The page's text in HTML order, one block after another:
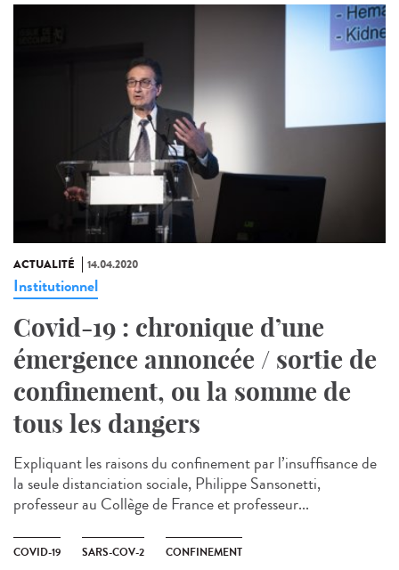
ACTUALITÉ 14.04.2020
Institutionnel
Covid-19 : chronique d’une
émergence annoncée / sortie de
confinement, ou la somme de
tous les dangers
Expliquant les raisons du confinement par l’insuffisance de
la seule distanciation sociale, Philippe Sansonetti,
professeur au Collège de France et professeur...
COVID-19 SARS-COV-2 CONFINEMENT